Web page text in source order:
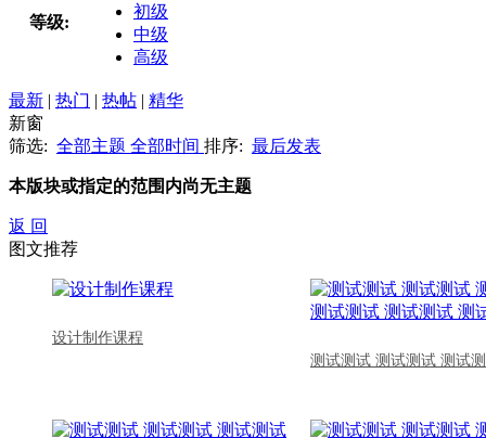
等级:
初级
中级
高级
最新 | 热门 | 热帖 | 精华
新窗
筛选: 全部主题 全部时间 排序: 最后发表
本版块或指定的范围内尚无主题
返 回
图文推荐
设计制作课程
测试测试 测试测试 测试